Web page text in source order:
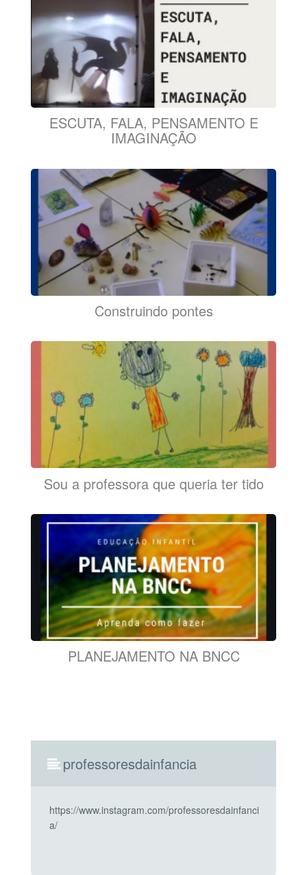
ESCUTA, FALA, PENSAMENTO E
IMAGINAÇÃO
Construindo pontes
Sou a professora que queria ter tido
PLANEJAMENTO NA BNCC
professoresdainfancia
https://www.instagram.com/professoresdainfanci
a/